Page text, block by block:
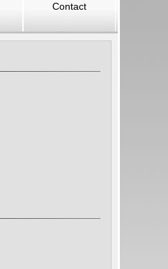
Contact